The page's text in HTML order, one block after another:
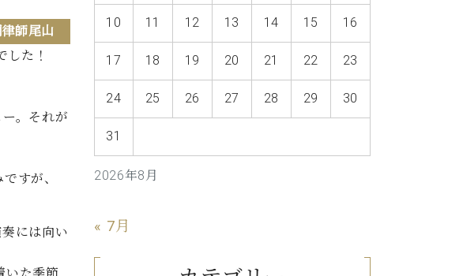
ご挨拶
せ
師尾山
した！
。それが
すが、
には向い
いた季節
2026年8月
10 11 12 13 14 15 16
17 18 19 20 21 22 23
24 25 26 27 28 29 30
31
« 7月